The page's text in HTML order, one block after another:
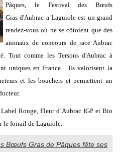
Pâques, le Festival des Bœufs
Gras d'Aubrac a Laguiole est un grand
rendez-vous où ne se côtoient que des
animaux de concours de race Aubrac
Tout comme les Tersons d'Aubrac à
uniques en France. Ils valorisent la
et les bouchers et permettent un
Rouge, Fleur d’Aubrac IGP et Bio
le foirail de Laguiole.
Bœufs Gras de Pâques fête ses